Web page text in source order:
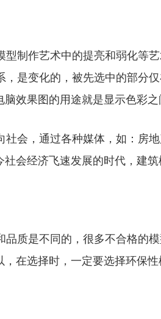
制作艺术中的提亮和弱化等
是变化的，被先选中的部分
效果图的用途就是显示色彩
会，通过各种媒体，如：房
会经济飞速发展的时代，建
是不同的，很多不合格的
在选择时，一定要选择环保性